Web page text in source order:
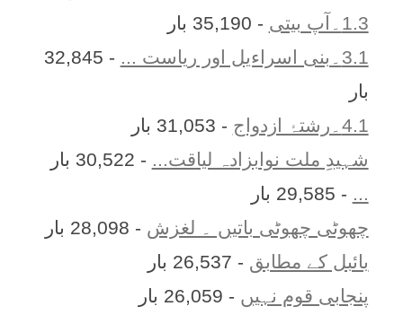
1.3۔آپ بیتی
- 35,190 بار
3.1۔بنی اسراءیل اور ریاست ...
- 32,845
بار
4.1۔رشتۂ ازدواج
- 31,053 بار
شہیدِ ملت نوابزادہ لیاقت...
- 30,522 بار
- 29,585 بار
چھوٹی چھوٹی باتیں ۔ لغزش - 28,098 بار
بائبل کے مطابق - 26,537 بار
پنجابی قوم نہیں - 26,059 بار